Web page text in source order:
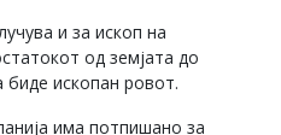
и за ископ на
од земјата до
ископан ровот.
има потпишано за